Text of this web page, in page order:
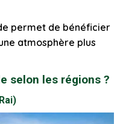
permet de bénéficier
atmosphère plus
selon les régions ?